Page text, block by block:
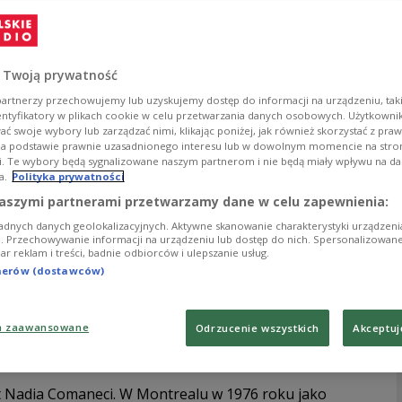
przed naszą erą. Mieszkańcy przywiązywali
jako dyscyplina kształtująca piękno ludzkiego
konkurencji igrzysk rozgrywanych nie tylko w
nazwa sportu pochodzi od greckiego słowa
wieku. W 1881 roku powstała Międzynarodowa
tej dyscypliny. W 1895 roku odbyły się pod
później ta dyscyplina znalazła się wśród sportów
mężczyźni. Olimpijski debiut kobiet przypadł na
kobiety, jak i mężczyźni, chociaż liczba
biorą udział w sześciu indywidualnych:
kółkach, drążku oraz skoku, a także w wieloboju i
ćwiczeniach wolnych, na równoważni i poręczach
gimnastyczki startują indywidualnie w wieloboju.
Comaneci. W Montrealu w 1976 roku jako
Twoją prywatność
przechowujemy lub uzyskujemy dostęp do informacji na urządzeniu,
w plikach cookie w celu przetwarzania danych osobowych.
swoje wybory lub zarządzać nimi, klikając poniżej, jak również skorzystać z
podstawie prawnie uzasadnionego interesu lub w dowolnym momencie na
Te wybory będą sygnalizowane naszym partnerom i nie będą miały wpływu na
Polityka prywatności
partnerami przetwarzamy dane w celu zapewnienia:
danych geolokalizacyjnych. Aktywne skanowanie charakterystyki
Przechowywanie informacji na urządzeniu lub dostęp do nich.
reklam i treści, badnie odbiorców i ulepszanie usług.
(dostawców)
zaawansowane Odrzucenie wszystkich